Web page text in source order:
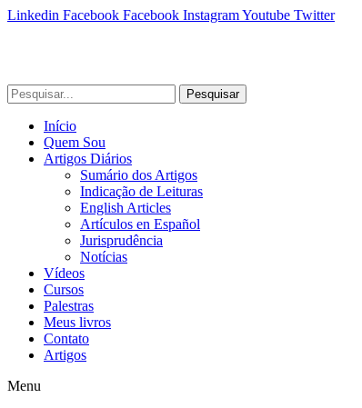
Linkedin Facebook Facebook InstagramYoutube Twitter
Pesquisar
Início
Quem Sou
Artigos Diários
Sumário dos Artigos
Indicação de Leituras
English Articles
Artículos en Español
Jurisprudência
Notícias
Vídeos
Cursos
Palestras
Meus livros
Contato
Artigos
Menu